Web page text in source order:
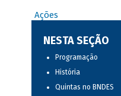
Ações
NESTA SEÇÃO
Programação
História
Quintas no BNDES